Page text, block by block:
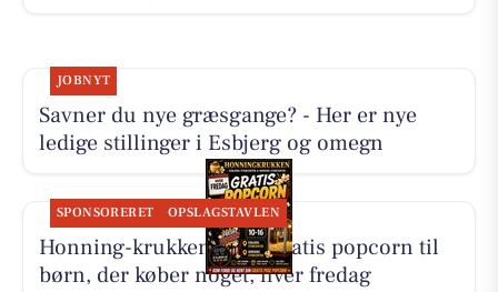
JOBNYT
Savner du nye græsgange? - Her er nye
ledige stillinger i Esbjerg og omegn
SPONSORERET OPSLAGSTAVLEN
Honning-krukken giver gratis popcorn til
børn, der køber noget, hver fredag